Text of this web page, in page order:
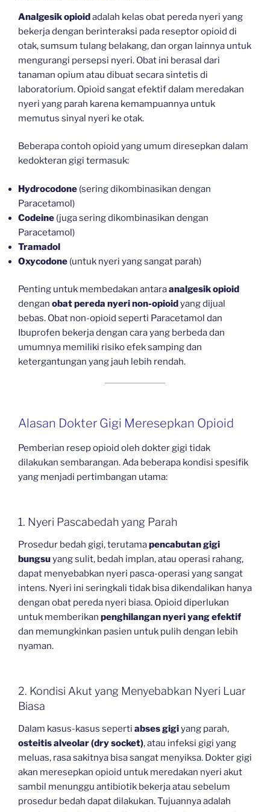
Analgesik opioidadalah kelas obat pereda nyeri yang
bekerja dengan berinteraksi pada reseptor opioid di
otak, sumsum tulang belakang, dan organ lainnya untuk
mengurangi persepsi nyeri. Obat ini berasal dari
tanaman opium atau dibuat secara sintetis di
laboratorium. Opioid sangat efektif dalam meredakan
nyeri yang parah karena kemampuannya untuk
memutus sinyal nyeri ke otak.
Beberapa contoh opioid yang umum diresepkan dalam
kedokteran gigi termasuk:
Hydrocodone (sering dikombinasikan dengan
Paracetamol)
Codeine (juga sering dikombinasikan dengan
Paracetamol)
Tramadol
Oxycodone (untuk nyeri yang sangat parah)
Penting untuk membedakan antaraanalgesik opioid
dengan obat pereda nyeri non-opioidyang dijual
bebas. Obat non-opioid seperti Paracetamol dan
Ibuprofen bekerja dengan cara yang berbeda dan
umumnya memiliki risiko efek samping dan
ketergantungan yang jauh lebih rendah.
Alasan Dokter Gigi Meresepkan Opioid
Pemberian resep opioid oleh dokter gigi tidak
dilakukan sembarangan. Ada beberapa kondisi spesifik
yang menjadi pertimbangan utama:
1. Nyeri Pascabedah yang Parah
Prosedur bedah gigi, terutamapencabutan gigi
bungsuyang sulit, bedah implan, atau operasi rahang,
dapat menyebabkan nyeri pasca-operasi yang sangat
intens. Nyeri ini seringkali tidak bisa dikendalikan hanya
dengan obat pereda nyeri biasa. Opioid diperlukan
untuk memberikan penghilangan nyeri yang efektif
dan memungkinkan pasien untuk pulih dengan lebih
nyaman.
2. Kondisi Akut yang Menyebabkan Nyeri Luar
Biasa
Dalam kasus-kasus seperti abses gigiyang parah,
osteitis alveolar (dry socket), atau infeksi gigi yang
meluas, rasa sakitnya bisa sangat menyiksa. Dokter gigi
akan meresepkan opioid untuk meredakan nyeri akut
sambil menunggu antibiotik bekerja atau sebelum
prosedur bedah dapat dilakukan. Tujuannya adalah